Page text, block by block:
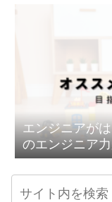
エンジニアが
のエンジニア